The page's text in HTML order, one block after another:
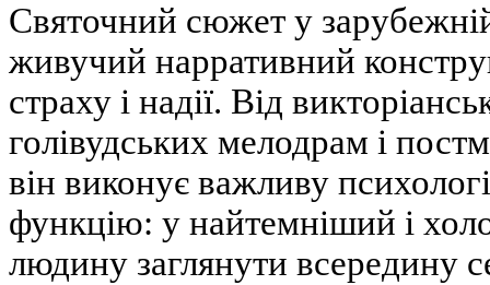
Святочний сюжет у
живучий нарративний
страху і надії. Від
голівудських мелодрам і
він виконує важливу
функцію: у найтемніший і
людину заглянути всередину